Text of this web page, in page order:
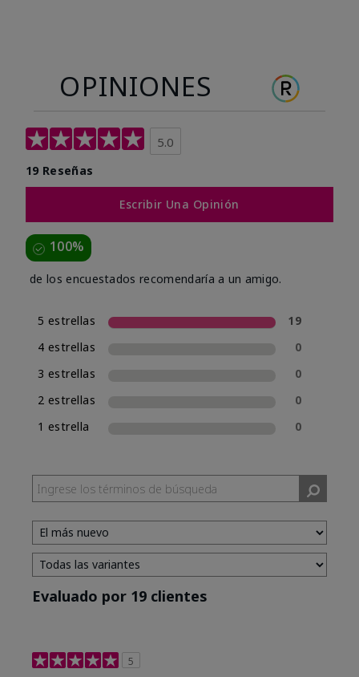
OPINIONES
5.0
19 Reseñas
Escribir Una Opinión
100%
de los encuestados recomendaría a un amigo.
5 estrellas
19
4 estrellas
0
3 estrellas
0
2 estrellas
0
1 estrella
0
Evaluado por 19 clientes
5